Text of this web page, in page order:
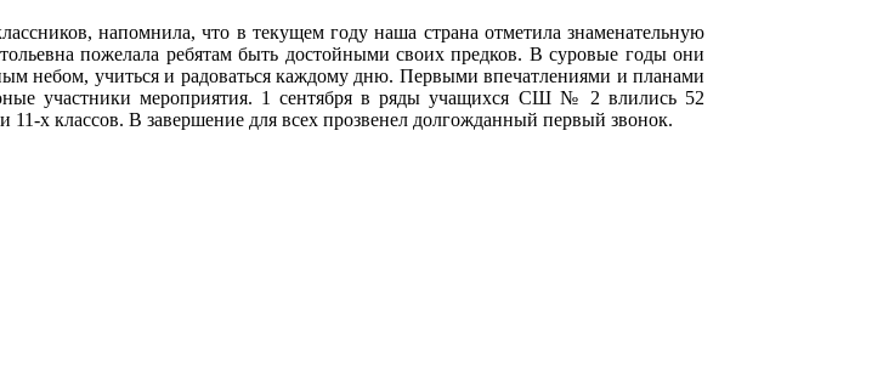
напомнила, что в текущем году наша страна отметила знаменательную
пожелала ребятам быть достойными своих предков. В суровые годы они
небом, учиться и радоваться каждому дню. Первыми впечатлениями и планами
участники мероприятия. 1 сентября в ряды учащихся СШ № 2 влились 52
х классов. В завершение для всех прозвенел долгожданный первый звонок.